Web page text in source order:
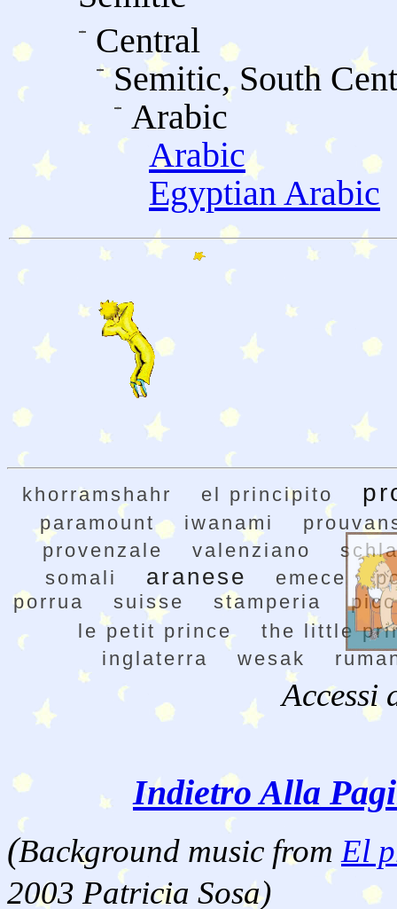
Central
Semitic, South
Arabic
Arabic
Egyptian Arabic
khorramshahr el principito
paramount iwanami
provenzale
valenziano
somali
aranese emece
porrua
suisse stamperia
le petit prince
the little
inglaterra
wesak
Accessi
Indietro Alla
(Background music from El
2003 Patricia Sosa)